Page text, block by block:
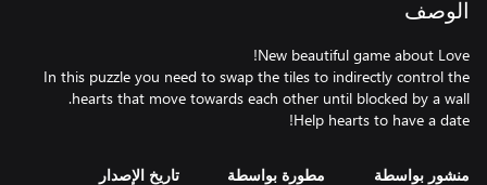
الوصف
In this puzzle you need to swap the tiles to indirectly control the
Help hearts to have a date!
منشور بواسطة مطورة بواسطة تاريخ الإصدار